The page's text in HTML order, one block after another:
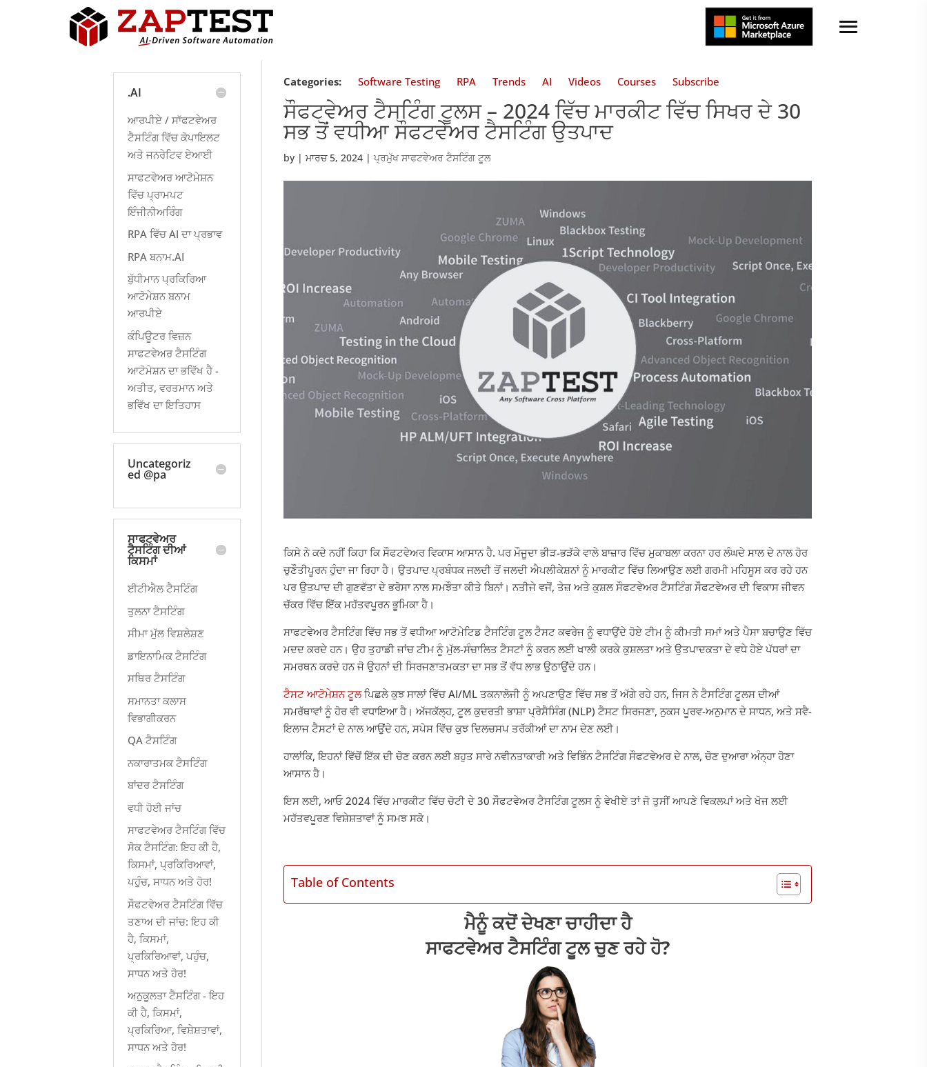
Categories: Software Testing RPA Trends AI Videos Courses Subscribe
ਸੌਫਟਵੇਅਰ ਟੈਸਟਿੰਗ ਟੂਲਸ – 2024 ਵਿੱਚ ਮਾਰਕੀਟ ਵਿੱਚ ਸਿਖਰ ਦੇ 30
ਸਭ ਤੋਂ ਵਧੀਆ ਸੌਫਟਵੇਅਰ ਟੈਸਟਿੰਗ ਉਤਪਾਦ
by |ਮਾਰਚ 5, 2024 |ਪ੍ਰਮੁੱਖ ਸਾਫਟਵੇਅਰ ਟੈਸਟਿੰਗ ਟੂਲ
ਕਿਸੇ ਨੇ ਕਦੇ ਨਹੀਂ ਕਿਹਾ ਕਿ ਸੌਫਟਵੇਅਰ ਵਿਕਾਸ ਆਸਾਨ ਹੈ. ਪਰ ਮੌਜੂਦਾ ਭੀੜ-ਭੜੱਕੇ ਵਾਲੇ ਬਾਜ਼ਾਰ ਵਿੱਚ ਮੁਕਾਬਲਾ ਕਰਨਾ ਹਰ ਲੰਘਦੇ ਸਾਲ ਦੇ ਨਾਲ ਹੋਰ
ਚੁਣੌਤੀਪੂਰਨ ਹੁੰਦਾ ਜਾ ਰਿਹਾ ਹੈ। ਉਤਪਾਦ ਪ੍ਰਬੰਧਕ ਜਲਦੀ ਤੋਂ ਜਲਦੀ ਐਪਲੀਕੇਸ਼ਨਾਂ ਨੂੰ ਮਾਰਕੀਟ ਵਿੱਚ ਲਿਆਉਣ ਲਈ ਗਰਮੀ ਮਹਿਸੂਸ ਕਰ ਰਹੇ ਹਨ
ਪਰ ਉਤਪਾਦ ਦੀ ਗੁਣਵੱਤਾ ਦੇ ਭਰੋਸਾ ਨਾਲ ਸਮਝੌਤਾ ਕੀਤੇ ਬਿਨਾਂ। ਨਤੀਜੇ ਵਜੋਂ, ਤੇਜ਼ ਅਤੇ ਕੁਸ਼ਲ ਸੌਫਟਵੇਅਰ ਟੈਸਟਿੰਗ ਸੌਫਟਵੇਅਰ ਦੀ ਵਿਕਾਸ ਜੀਵਨ
ਚੱਕਰ ਵਿੱਚ ਇੱਕ ਮਹੱਤਵਪੂਰਨ ਭੂਮਿਕਾ ਹੈ।
ਸਾਫਟਵੇਅਰ ਟੈਸਟਿੰਗ ਵਿੱਚ ਸਭ ਤੋਂ ਵਧੀਆ ਆਟੋਮੇਟਿਡ ਟੈਸਟਿੰਗ ਟੂਲ ਟੈਸਟ ਕਵਰੇਜ ਨੂੰ ਵਧਾਉਂਦੇ ਹੋਏ ਟੀਮ ਨੂੰ ਕੀਮਤੀ ਸਮਾਂ ਅਤੇ ਪੈਸਾ ਬਚਾਉਣ ਵਿੱਚ
ਮਦਦ ਕਰਦੇ ਹਨ। ਉਹ ਤੁਹਾਡੀ ਜਾਂਚ ਟੀਮ ਨੂੰ ਮੁੱਲ-ਸੰਚਾਲਿਤ ਟੈਸਟਾਂ ਨੂੰ ਕਰਨ ਲਈ ਖਾਲੀ ਕਰਕੇ ਕੁਸ਼ਲਤਾ ਅਤੇ ਉਤਪਾਦਕਤਾ ਦੇ ਵਧੇ ਹੋਏ ਪੱਧਰਾਂ ਦਾ
ਸਮਰਥਨ ਕਰਦੇ ਹਨ ਜੋ ਉਹਨਾਂ ਦੀ ਸਿਰਜਣਾਤਮਕਤਾ ਦਾ ਸਭ ਤੋਂ ਵੱਧ ਲਾਭ ਉਠਾਉਂਦੇ ਹਨ।
ਟੈਸਟ ਆਟੋਮੇਸ਼ਨ ਟੂਲਪਿਛਲੇ ਕੁਝ ਸਾਲਾਂ ਵਿੱਚ AI/ML ਤਕਨਾਲੋਜੀ ਨੂੰ ਅਪਣਾਉਣ ਵਿੱਚ ਸਭ ਤੋਂ ਅੱਗੇ ਰਹੇ ਹਨ, ਜਿਸ ਨੇ ਟੈਸਟਿੰਗ ਟੂਲਸ ਦੀਆਂ
ਸਮਰੱਥਾਵਾਂ ਨੂੰ ਹੋਰ ਵੀ ਵਧਾਇਆ ਹੈ। ਅੱਜਕੱਲ੍ਹ, ਟੂਲ ਕੁਦਰਤੀ ਭਾਸ਼ਾ ਪ੍ਰੋਸੈਸਿੰਗ (NLP) ਟੈਸਟ ਸਿਰਜਣਾ, ਨੁਕਸ ਪੂਰਵ-ਅਨੁਮਾਨ ਦੇ ਸਾਧਨ, ਅਤੇ ਸਵੈ-
ਇਲਾਜ ਟੈਸਟਾਂ ਦੇ ਨਾਲ ਆਉਂਦੇ ਹਨ, ਸਪੇਸ ਵਿੱਚ ਕੁਝ ਦਿਲਚਸਪ ਤਰੱਕੀਆਂ ਦਾ ਨਾਮ ਦੇਣ ਲਈ।
ਹਾਲਾਂਕਿ, ਇਹਨਾਂ ਵਿੱਚੋਂ ਇੱਕ ਦੀ ਚੋਣ ਕਰਨ ਲਈ ਬਹੁਤ ਸਾਰੇ ਨਵੀਨਤਾਕਾਰੀ ਅਤੇ ਵਿਭਿੰਨ ਟੈਸਟਿੰਗ ਸੌਫਟਵੇਅਰ ਦੇ ਨਾਲ, ਚੋਣ ਦੁਆਰਾ ਅੰਨ੍ਹਾ ਹੋਣਾ
ਆਸਾਨ ਹੈ।
ਇਸ ਲਈ, ਆਓ 2024 ਵਿੱਚ ਮਾਰਕੀਟ ਵਿੱਚ ਚੋਟੀ ਦੇ 30 ਸੌਫਟਵੇਅਰ ਟੈਸਟਿੰਗ ਟੂਲਸ ਨੂੰ ਵੇਖੀਏ ਤਾਂ ਜੋ ਤੁਸੀਂ ਆਪਣੇ ਵਿਕਲਪਾਂ ਅਤੇ ਖੋਜ ਲਈ
ਮਹੱਤਵਪੂਰਣ ਵਿਸ਼ੇਸ਼ਤਾਵਾਂ ਨੂੰ ਸਮਝ ਸਕੋ।
Table of Contents
ਮੈਨੂੰ ਕਦੋਂ ਦੇਖਣਾ ਚਾਹੀਦਾ ਹੈ
ਸਾਫਟਵੇਅਰ ਟੈਸਟਿੰਗ ਟੂਲ ਚੁਣ ਰਹੇ ਹੋ?
.AI
ਆਰਪੀਏ / ਸਾੱਫਟਵੇਅਰ
ਟੈਸਟਿੰਗ ਵਿੱਚ ਕੋਪਾਇਲਟ
ਅਤੇ ਜਨਰੇਟਿਵ ਏਆਈ
ਸਾਫਟਵੇਅਰ ਆਟੋਮੇਸ਼ਨ
ਵਿੱਚ ਪ੍ਰਾਮਪਟ
ਇੰਜੀਨੀਅਰਿੰਗ
RPA ਵਿੱਚ AI ਦਾ ਪ੍ਰਭਾਵ
RPA ਬਨਾਮ.AI
ਬੁੱਧੀਮਾਨ ਪ੍ਰਕਿਰਿਆ
ਆਟੋਮੇਸ਼ਨ ਬਨਾਮ
ਆਰਪੀਏ
ਕੰਪਿਊਟਰ ਵਿਜ਼ਨ
ਸਾਫਟਵੇਅਰ ਟੈਸਟਿੰਗ
ਆਟੋਮੇਸ਼ਨ ਦਾ ਭਵਿੱਖ ਹੈ -
ਅਤੀਤ, ਵਰਤਮਾਨ ਅਤੇ
ਭਵਿੱਖ ਦਾ ਇਤਿਹਾਸ
Uncategoriz
ed @pa
ਸਾਫਟਵੇਅਰ
ਟੈਸਟਿੰਗ ਦੀਆਂ
ਕਿਸਮਾਂ
ਈਟੀਐਲ ਟੈਸਟਿੰਗ
ਤੁਲਨਾ ਟੈਸਟਿੰਗ
ਸੀਮਾ ਮੁੱਲ ਵਿਸ਼ਲੇਸ਼ਣ
ਡਾਇਨਾਮਿਕ ਟੈਸਟਿੰਗ
ਸਥਿਰ ਟੈਸਟਿੰਗ
ਸਮਾਨਤਾ ਕਲਾਸ
ਵਿਭਾਗੀਕਰਨ
QA ਟੈਸਟਿੰਗ
ਨਕਾਰਾਤਮਕ ਟੈਸਟਿੰਗ
ਬਾਂਦਰ ਟੈਸਟਿੰਗ
ਵਧੀ ਹੋਈ ਜਾਂਚ
ਸਾਫਟਵੇਅਰ ਟੈਸਟਿੰਗ ਵਿੱਚ
ਸੋਕ ਟੈਸਟਿੰਗ: ਇਹ ਕੀ ਹੈ,
ਕਿਸਮਾਂ, ਪ੍ਰਕਿਰਿਆਵਾਂ,
ਪਹੁੰਚ, ਸਾਧਨ ਅਤੇ ਹੋਰ!
ਸੌਫਟਵੇਅਰ ਟੈਸਟਿੰਗ ਵਿੱਚ
ਤਣਾਅ ਦੀ ਜਾਂਚ: ਇਹ ਕੀ
ਹੈ, ਕਿਸਮਾਂ,
ਪ੍ਰਕਿਰਿਆਵਾਂ, ਪਹੁੰਚ,
ਸਾਧਨ ਅਤੇ ਹੋਰ!
ਅਨੁਕੂਲਤਾ ਟੈਸਟਿੰਗ - ਇਹ
ਕੀ ਹੈ, ਕਿਸਮਾਂ,
ਪ੍ਰਕਿਰਿਆ, ਵਿਸ਼ੇਸ਼ਤਾਵਾਂ,
ਸਾਧਨ ਅਤੇ ਹੋਰ!